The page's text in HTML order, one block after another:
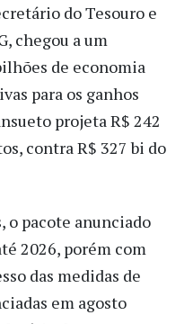
do Tesouro e
chegou a um
de economia
para os ganhos
projeta R$ 242
contra R$ 327 bi do
o pacote anunciado
2026, porém com
das medidas de
em agosto